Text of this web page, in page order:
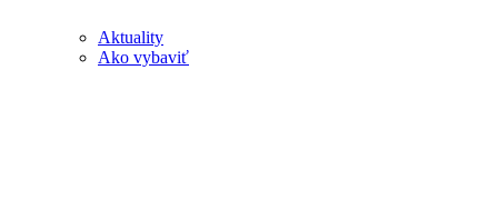
Aktuality
Ako vybaviť